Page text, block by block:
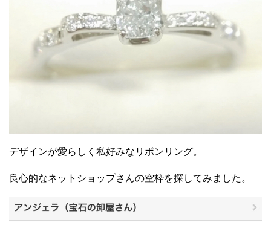
デザインが愛らしく私好みなリボンリング。
良心的なネットショップさんの空枠を探してみました。